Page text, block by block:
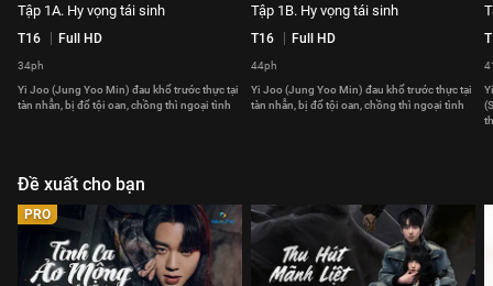
Tập 1A. Hy vọng tái sinh
T16 Full HD
34ph
Yi Joo (Jung Yoo Min) đau khổ trước thực tại
tàn nhẫn, bị đổ tội oan, chồng thì ngoại tình
Tập 1B. Hy vọng tái sinh
T16 Full HD
44ph
Yi Joo (Jung Yoo Min) đau khổ trước thực tại
tàn nhẫn, bị đổ tội oan, chồng thì ngoại tình
Đề xuất cho bạn
PRO